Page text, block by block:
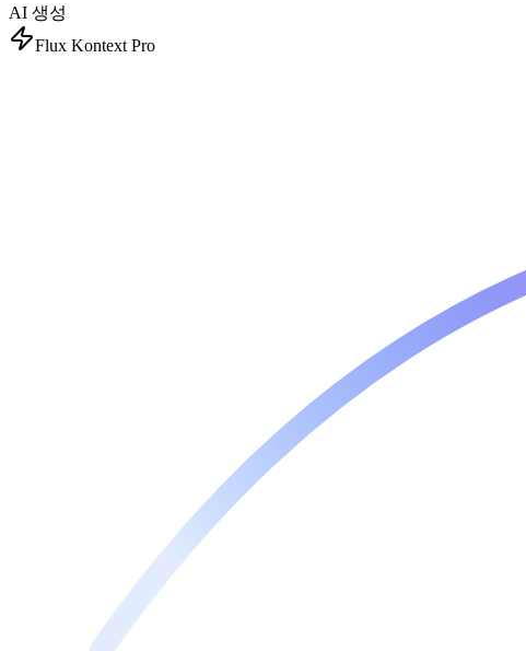
AI 생성
Flux Kontext Pro